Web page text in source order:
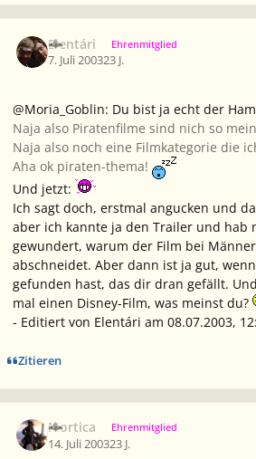
Elentári Ehrenmitglied
7. Juli 200323 J.
@Moria_Goblin: Du bist ja echt der
Naja also Piratenfilme sind nich so
Naja also noch eine Filmkategorie die
Aha ok piraten-thema!
Und jetzt:
Ich sagt doch, erstmal angucken und
aber ich kannte ja den Trailer und hab
gewundert, warum der Film bei
abschneidet. Aber dann ist ja gut,
gefunden hast, das dir dran gefällt.
mal einen Disney-Film, was meinst du?
- Editiert von Elentári am 08.07.2003,
Zitieren
Mortica Ehrenmitglied
14. Juli 200323 J.